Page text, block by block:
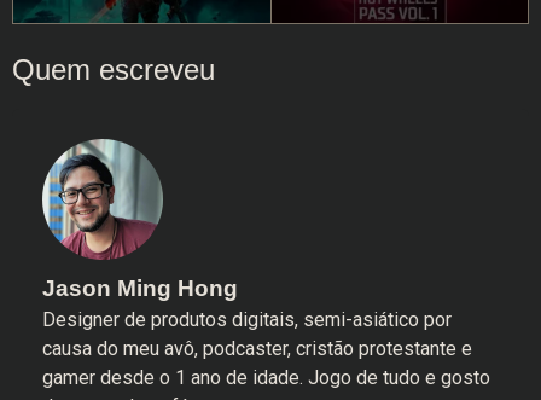
Jason Ming Hong
Designer de produtos digitais, semi-asiático por
causa do meu avô, podcaster, cristão protestante e
gamer desde o 1 ano de idade. Jogo de tudo e gosto